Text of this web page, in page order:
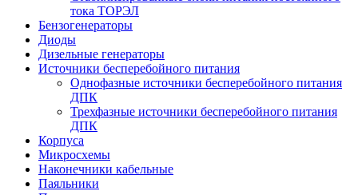
тока ТОРЭЛ
Бензогенераторы
Диоды
Дизельные генераторы
Источники бесперебойного питания
Однофазные источники бесперебойного питания
ДПК
Трехфазные источники бесперебойного питания
ДПК
Корпуса
Микросхемы
Наконечники кабельные
Паяльники